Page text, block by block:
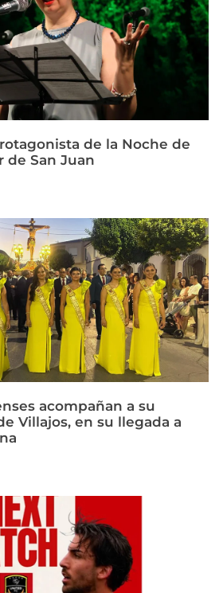
de la Noche de
de San Juan
acompañan a su
Villajos, en su llegada a